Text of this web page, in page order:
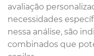
avaliação
necessidades
nessa análise, são
combinados que